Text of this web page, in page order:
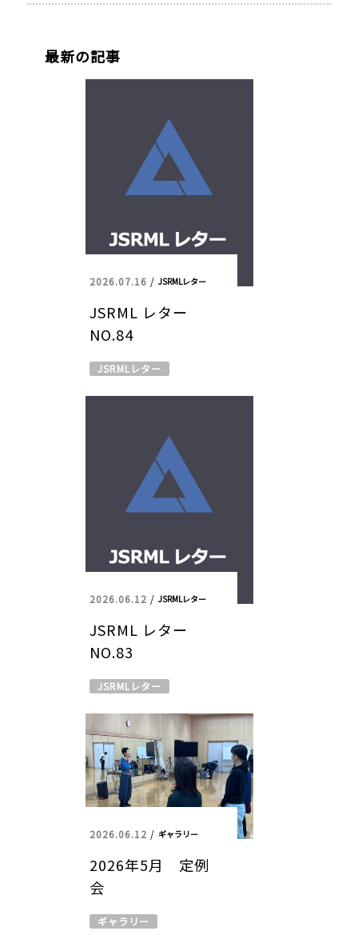
最新の記事
2026.07.16 / JSRMLレター
JSRML レター
NO.84
JSRMLレター
2026.06.12 / JSRMLレター
JSRML レター
NO.83
JSRMLレター
2026.06.12 / ギャラリー
2026年5月 定例
会
ギャラリー